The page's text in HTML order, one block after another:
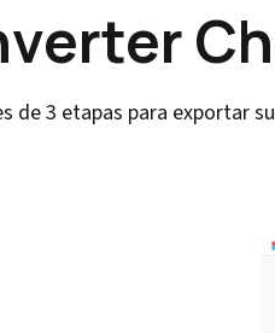
de 3 etapas para exportar